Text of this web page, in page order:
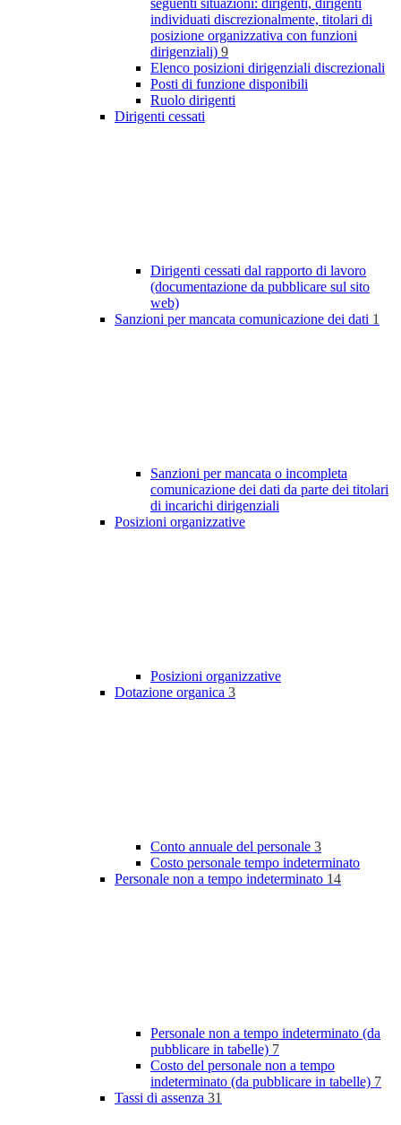
seguenti situazioni: dirigenti, dirigenti
individuati discrezionalmente, titolari di
posizione organizzativa con funzioni
dirigenziali) 9
Elenco posizioni dirigenziali discrezionali
Posti di funzione disponibili
Ruolo dirigenti
Dirigenti cessati
Dirigenti cessati dal rapporto di lavoro
(documentazione da pubblicare sul sito
web)
Sanzioni per mancata comunicazione dei dati 1
Sanzioni per mancata o incompleta
comunicazione dei dati da parte dei titolari
di incarichi dirigenziali
Posizioni organizzative
Posizioni organizzative
Dotazione organica 3
Conto annuale del personale 3
Costo personale tempo indeterminato
Personale non a tempo indeterminato 14
Personale non a tempo indeterminato (da
pubblicare in tabelle) 7
Costo del personale non a tempo
indeterminato (da pubblicare in tabelle) 7
Tassi di assenza 31